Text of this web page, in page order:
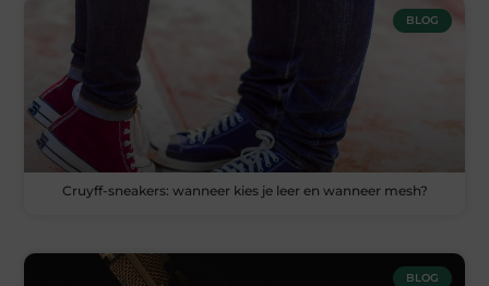
BLOG
Cruyff-sneakers: wanneer kies je leer en wanneer mesh?
BLOG